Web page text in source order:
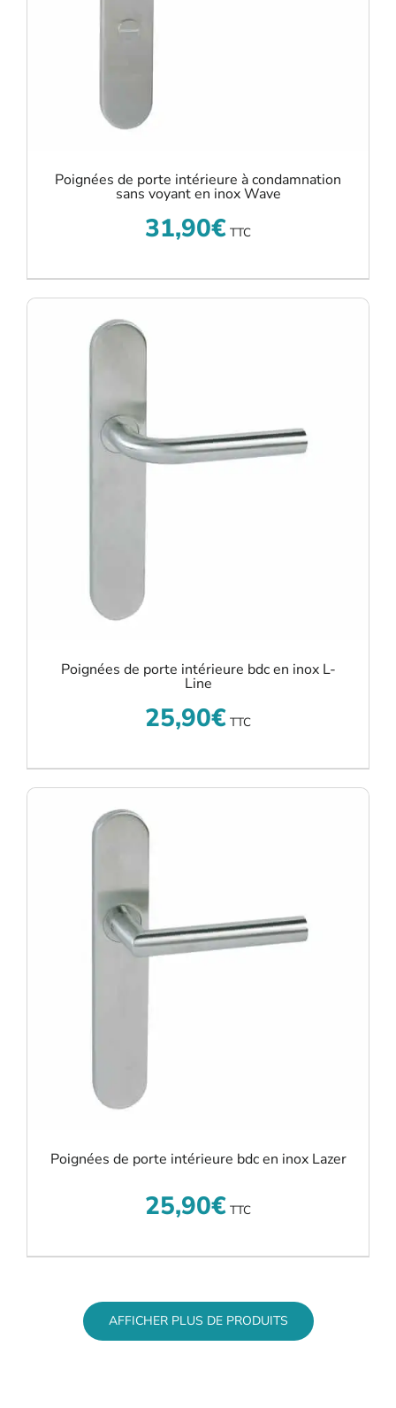
Poignées de porte intérieure à condamnation
sans voyant en inox Wave
31,90€ TTC
Poignées de porte intérieure bdc en inox L-
Line
25,90€ TTC
Poignées de porte intérieure bdc en inox Lazer
25,90€ TTC
AFFICHER PLUS DE PRODUITS